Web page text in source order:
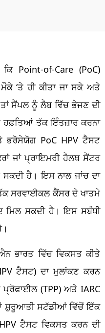
Point-of-Care (PoC)
‘ਤੇ ਹੀ ਕੀਤਾ ਜਾ ਸਕੇ ਅਤੇ
ਸੈਂਪਲ ਨੂੰ ਲੈਬ ਵਿੱਚ ਭੇਜਣ ਦੀ
ਤੱਕ ਇੰਤਜ਼ਾਰ ਕਰਨਾ
PoC HPV ਟੈਸਟ
ਜਾਂ ਪ੍ਰਾਇਮਰੀ ਹੈਲਥ ਸੈਂਟਰ
ਸਕਦੀ ਹੈ। ਇਸ ਨਾਲ ਜਾਂਚ ਦਾ
ਸਰਵਾਈਕਲ ਕੈਂਸਰ ਦੇ ਖਾਤਮੇ
ਮਿਲ ਸਕਦੀ ਹੈ। ਇਸ ਸਬੰਧੀ
ਭਾਰਤ ਵਿੱਚ ਵਿਕਸਤ ਕੀਤੇ
ਟੈਸਟ) ਦਾ ਮੁਲਾਂਕਣ ਕਰਨ
(TPP) ਅਤੇ IARC
ਸ਼ੁਰੂਆਤੀ ਸਟੱਡੀਆਂ ਵਿੱਚੋਂ ਇੱਕ
ਟੈਸਟ ਵਿਕਸਤ ਕਰਨ ਦੀ